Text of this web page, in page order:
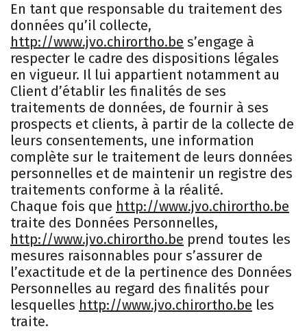
En tant que responsable du traitement des
données qu’il collecte,
http://www.jvo.chirortho.be s’engage à
respecter le cadre des dispositions légales
en vigueur. Il lui appartient notamment au
Client d’établir les finalités de ses
traitements de données, de fournir à ses
prospects et clients, à partir de la collecte de
leurs consentements, une information
complète sur le traitement de leurs données
personnelles et de maintenir un registre des
traitements conforme à la réalité.
Chaque fois que http://www.jvo.chirortho.be
traite des Données Personnelles,
http://www.jvo.chirortho.be prend toutes les
mesures raisonnables pour s’assurer de
l’exactitude et de la pertinence des Données
Personnelles au regard des finalités pour
lesquelles http://www.jvo.chirortho.be les
traite.